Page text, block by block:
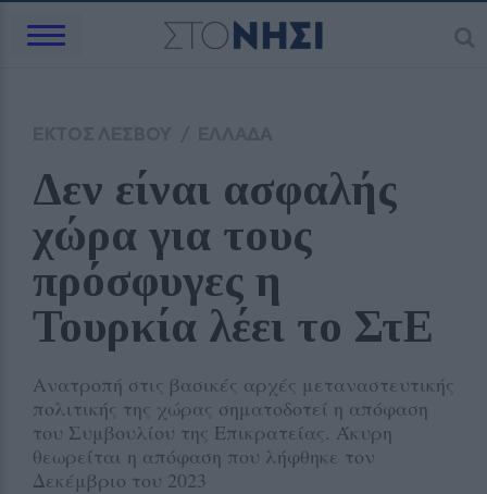
Δεν είναι ασφαλής
χώρα για τους
πρόσφυγες η
Τουρκία λέει το ΣτΕ
Ανατροπή στις βασικές αρχές μεταναστευτικής
πολιτικής της χώρας σηματοδοτεί η απόφαση
του Συμβουλίου της Επικρατείας. Άκυρη
θεωρείται η απόφαση που λήφθηκε τον
Δεκέμβριο του 2023